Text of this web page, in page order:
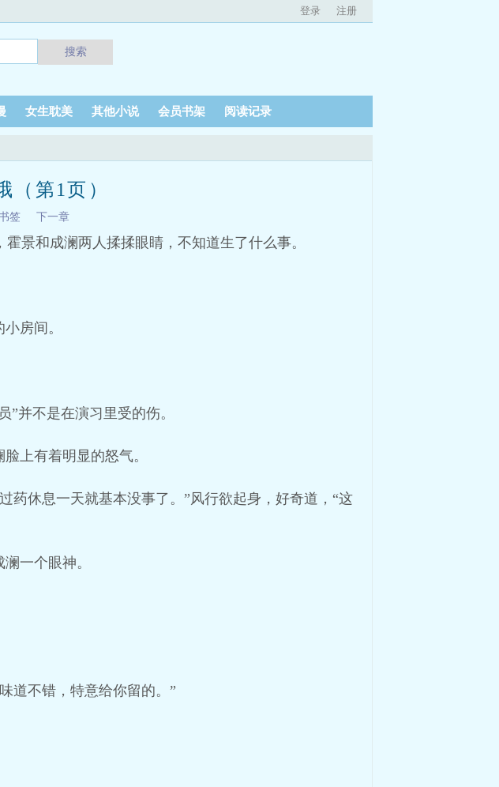
登录 注册
搜索
女生耽美 其他小说 会员书架 阅读记录
（第1页）
签 下一章
景和成澜两人揉揉眼睛，不知道生了什么事。
房间。
并不是在演习里受的伤。
上有着明显的怒气。
药休息一天就基本没事了。”风行欲起身，好奇道，“这
一个眼神。
道不错，特意给你留的。”